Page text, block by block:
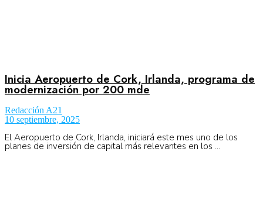
Inicia Aeropuerto de Cork, Irlanda, programa de
modernización por 200 mde
Redacción A21
10 septiembre, 2025
El Aeropuerto de Cork, Irlanda, iniciará este mes uno de los
planes de inversión de capital más relevantes en los ...